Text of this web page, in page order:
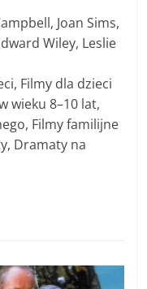
Joan Sims,
Wiley, Leslie
Filmy dla dzieci
wieku 8–10 lat,
Filmy familijne
Dramaty na